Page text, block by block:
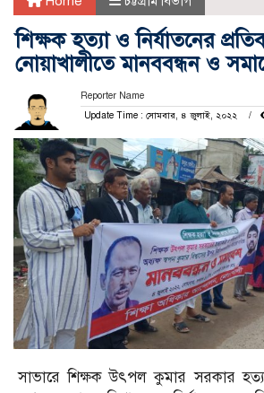
শিক্ষক হত্যা ও নির্যাতনের
নোয়াখালীতে মানববন্ধন ও
Reporter Name
Update Time : সোমবার, ৪ জুলাই, ২০২২
সাভারে শিক্ষক উৎপল কুমার সরকার